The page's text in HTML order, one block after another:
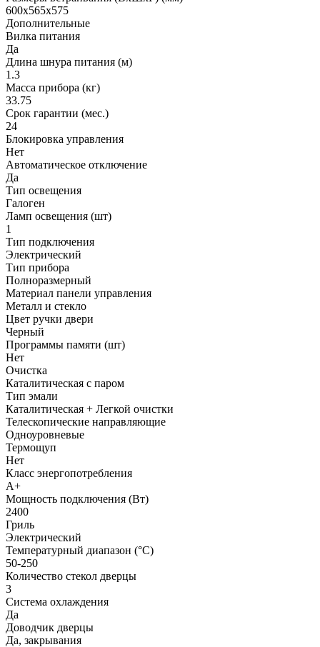
600x565x575
Дополнительные
Вилка питания
Да
Длина шнура питания (м)
1.3
Масса прибора (кг)
33.75
Срок гарантии (мес.)
24
Блокировка управления
Нет
Автоматическое отключение
Да
Тип освещения
Галоген
Ламп освещения (шт)
1
Тип подключения
Электрический
Тип прибора
Полноразмерный
Материал панели управления
Металл и стекло
Цвет ручки двери
Черный
Программы памяти (шт)
Нет
Очистка
Каталитическая с паром
Тип эмали
Каталитическая + Легкой очистки
Телескопические направляющие
Одноуровневые
Термощуп
Нет
Класс энергопотребления
A+
Мощность подключения (Вт)
2400
Гриль
Электрический
Температурный диапазон (°C)
50-250
Количество стекол дверцы
3
Система охлаждения
Да
Доводчик дверцы
Да, закрывания